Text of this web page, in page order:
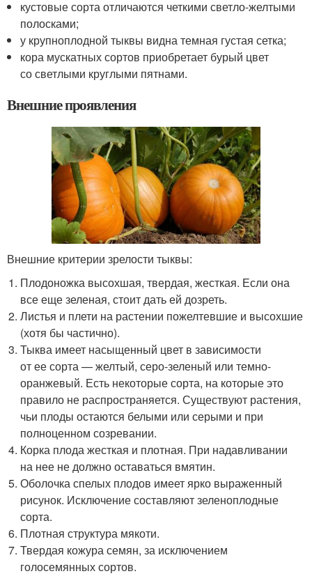
кустовые сорта отличаются четкими светло-желтыми
полосками;
у крупноплодной тыквы видна темная густая сетка;
кора мускатных сортов приобретает бурый цвет
со светлыми круглыми пятнами.
Внешние проявления
Внешние критерии зрелости тыквы:
Плодоножка высохшая, твердая, жесткая. Если она
все еще зеленая, стоит дать ей дозреть.
Листья и плети на растении пожелтевшие и высохшие
(хотя бы частично).
Тыква имеет насыщенный цвет в зависимости
от ее сорта — желтый, серо-зеленый или темно-
оранжевый. Есть некоторые сорта, на которые это
правило не распространяется. Существуют растения,
чьи плоды остаются белыми или серыми и при
полноценном созревании.
Корка плода жесткая и плотная. При надавливании
на нее не должно оставаться вмятин.
Оболочка спелых плодов имеет ярко выраженный
рисунок. Исключение составляют зеленоплодные
сорта.
Плотная структура мякоти.
Твердая кожура семян, за исключением
голосемянных сортов.